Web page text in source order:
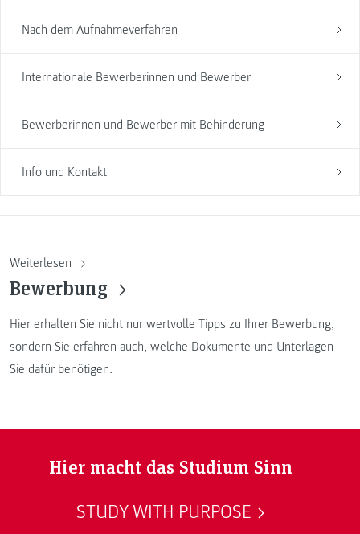
Nach dem Aufnahmeverfahren
Internationale Bewerberinnen und Bewerber
Bewerberinnen und Bewerber mit Behinderung
Info und Kontakt
Weiterlesen
Bewerbung
Hier erhalten Sie nicht nur wertvolle Tipps zu Ihrer Bewerbung,
sondern Sie erfahren auch, welche Dokumente und Unterlagen
Sie dafür benötigen.
Hier macht das Studium Sinn
STUDY WITH PURPOSE